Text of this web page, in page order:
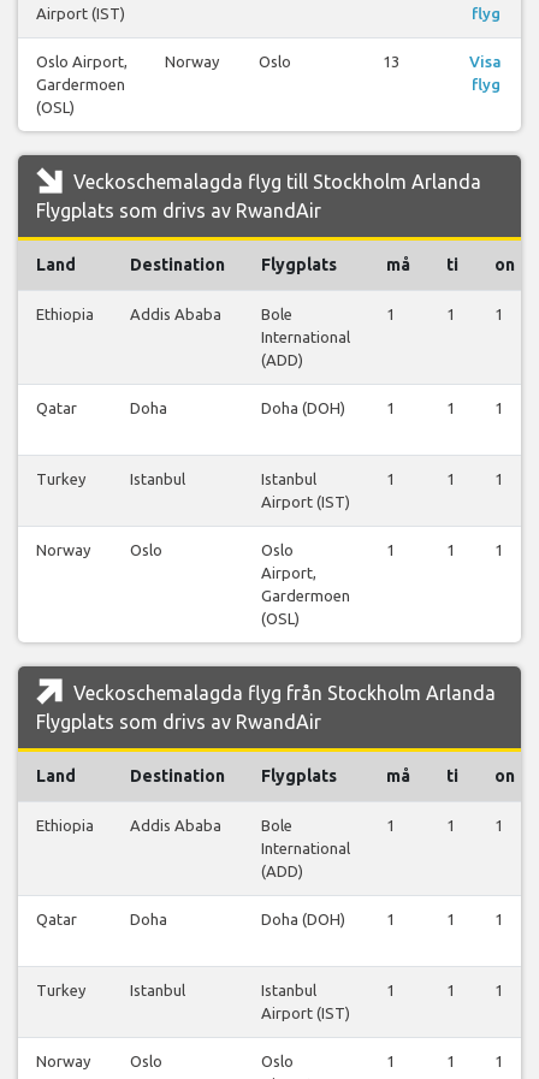
Airport (IST)
flyg
Oslo Airport,
Gardermoen
(OSL)
Norway Oslo 13
Visa
flyg
Veckoschemalagda flyg till Stockholm Arlanda
Flygplats som drivs av RwandAir
Land Destination Flygplats må ti on
Ethiopia Addis Ababa
Bole
International
(ADD)
1 1 1
Qatar Doha Doha (DOH) 1 1 1
Turkey Istanbul
Istanbul
Airport (IST)
1 1 1
Norway Oslo
Oslo
Airport,
Gardermoen
(OSL)
1 1 1
Veckoschemalagda flyg från Stockholm Arlanda
Flygplats som drivs av RwandAir
Land Destination Flygplats må ti on
Ethiopia Addis Ababa
Bole
International
(ADD)
1 1 1
Qatar Doha Doha (DOH) 1 1 1
Turkey Istanbul
Istanbul
Airport (IST)
1 1 1
Norway Oslo
Oslo
1 1 1